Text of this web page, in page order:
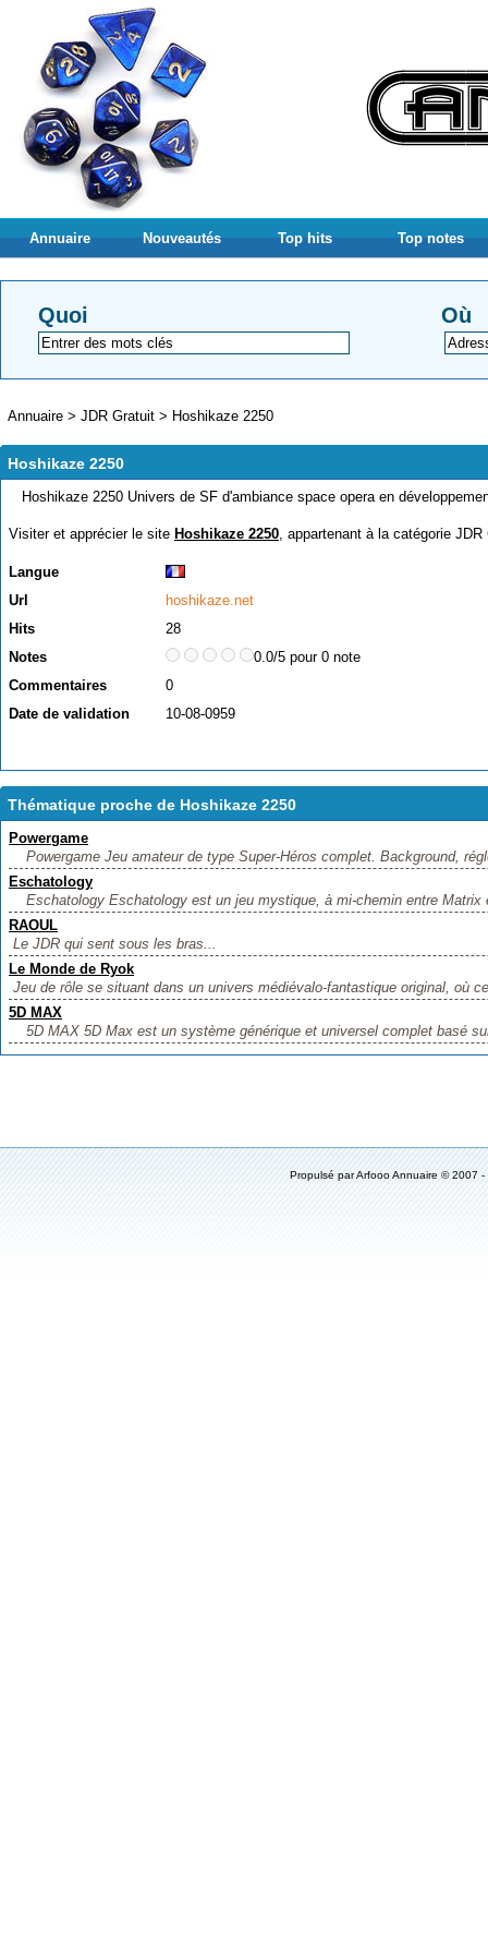
Annuaire Nouveautés Top hits Top notes
Quoi Où
Annuaire > JDR Gratuit > Hoshikaze 2250
Hoshikaze 2250
Hoshikaze 2250 Univers de SF d'ambiance space opera en
Visiter et apprécier le site Hoshikaze 2250, appartenant à la catégorie JDR
Langue
Url
hoshikaze.net
Hits
28
Notes
0.0/5 pour 0 note
Commentaires
0
Date de validation
10-08-0959
Thématique proche de Hoshikaze 2250
Powergame
Powergame Jeu amateur de type Super-Héros complet. Background,
Eschatology
Eschatology Eschatology est un jeu mystique, à mi-chemin entre Matrix
RAOUL
Le JDR qui sent sous les bras...
Le Monde de Ryok
Jeu de rôle se situant dans un univers médiévalo-fantastique original, où
5D MAX
5D MAX 5D Max est un système générique et universel complet basé
Propulsé parArfooo Annuaire © 2007